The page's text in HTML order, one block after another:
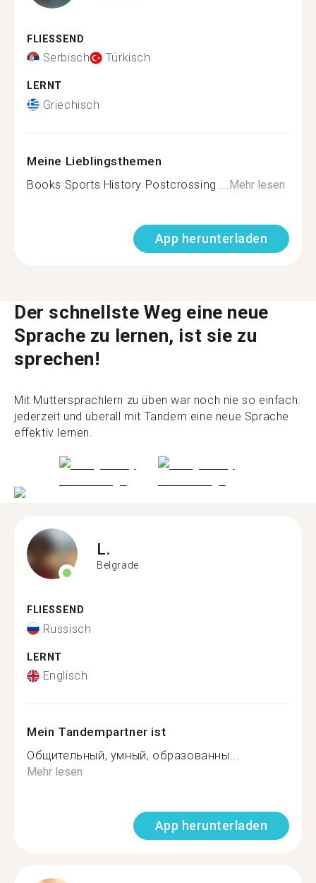
FLIESSEND
Serbisch Türkisch
LERNT
Griechisch
Meine Lieblingsthemen
Books Sports History Postcrossing ... Mehr lesen
App herunterladen
Der schnellste Weg eine neue
Sprache zu lernen, ist sie zu
sprechen!
Mit Muttersprachlern zu üben war noch nie so einfach:
jederzeit und überall mit Tandem eine neue Sprache
effektiv lernen.
L.
Belgrade
FLIESSEND
Russisch
LERNT
Englisch
Mein Tandempartner ist
Общительный, умный, образованны...
Mehr lesen
App herunterladen